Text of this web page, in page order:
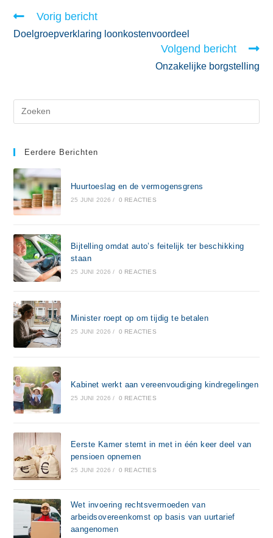
Vorig bericht
Doelgroepverklaring loonkostenvoordeel
Volgend bericht
Onzakelijke borgstelling
Eerdere Berichten
Huurtoeslag en de vermogensgrens
25 JUNI 2026 / 0 REACTIES
Bijtelling omdat auto’s feitelijk ter beschikking
staan
25 JUNI 2026 / 0 REACTIES
Minister roept op om tijdig te betalen
25 JUNI 2026 / 0 REACTIES
Kabinet werkt aan vereenvoudiging kindregelingen
25 JUNI 2026 / 0 REACTIES
Eerste Kamer stemt in met in één keer deel van
pensioen opnemen
25 JUNI 2026 / 0 REACTIES
Wet invoering rechtsvermoeden van
arbeidsovereenkomst op basis van uurtarief
aangenomen